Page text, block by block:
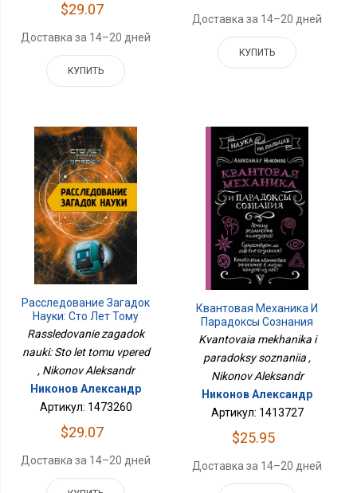
$29.07
Доставка за 14–20 дней
КУПИТЬ
Доставка за 14–20 дней
КУПИТЬ
Расследование Загадок
Науки: Сто Лет Тому
Вперёд
Rassledovanie zagadok
nauki: Sto let tomu vpered
, Nikonov Aleksandr
Никонов Александр
Артикул: 1473260
$29.07
Доставка за 14–20 дней
Квантовая Механика И
Парадоксы Сознания
Kvantovaia mekhanika i
paradoksy soznaniia ,
Nikonov Aleksandr
Никонов Александр
Артикул: 1413727
$25.95
Доставка за 14–20 дней